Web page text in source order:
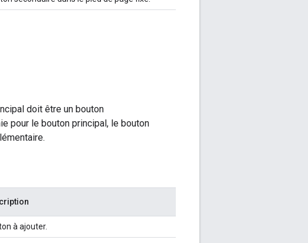
doit être un bouton
pour le bouton principal, le bouton
à ajouter.